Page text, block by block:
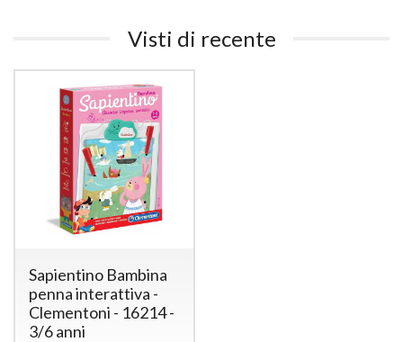
Visti di recente
Sapientino Bambina
penna interattiva -
Clementoni - 16214 -
3/6 anni